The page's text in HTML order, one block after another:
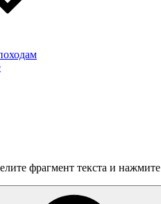
фрагмент текста и нажмите